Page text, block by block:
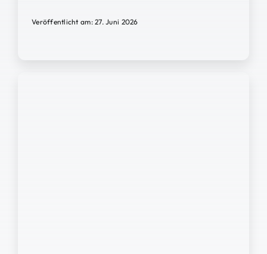
Veröffentlicht am: 27. Juni 2026